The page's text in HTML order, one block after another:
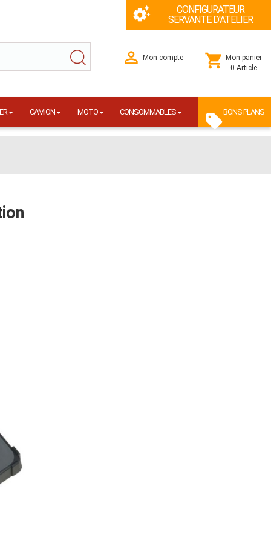
CONFIGURATEUR
SERVANTE D'ATELIER
Mon compte
Mon panier
0 Article
CAMION MOTO CONSOMMABLES BONS PLANS